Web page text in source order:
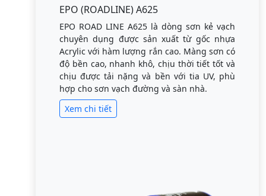
EPO (ROADLINE) A625
EPO ROAD LINE A625 là dòng sơn kẻ vạch
chuyên dụng được sản xuất từ gốc nhựa
Acrylic với hàm lượng rắn cao. Màng sơn có
độ bền cao, nhanh khô, chịu thời tiết tốt và
chịu được tải nặng và bền với tia UV, phù
hợp cho sơn vạch đường và sàn nhà.
Xem chi tiết